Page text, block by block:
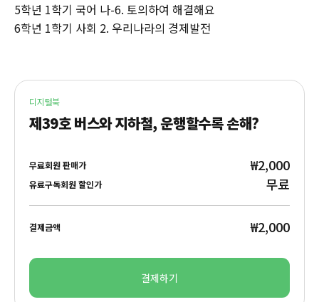
5학년 1학기 국어 나-6. 토의하여 해결해요
6학년 1학기 사회 2. 우리나라의 경제발전
디지털북
제39호 버스와 지하철, 운행할수록 손해?
무료회원 판매가 ₩2,000
유료구독회원 할인가 무료
결제금액 ₩2,000
결제하기